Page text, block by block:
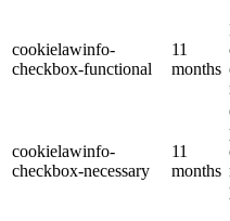
cookielawinfo-
checkbox-functional
11
months
cookielawinfo-
checkbox-necessary
11
months